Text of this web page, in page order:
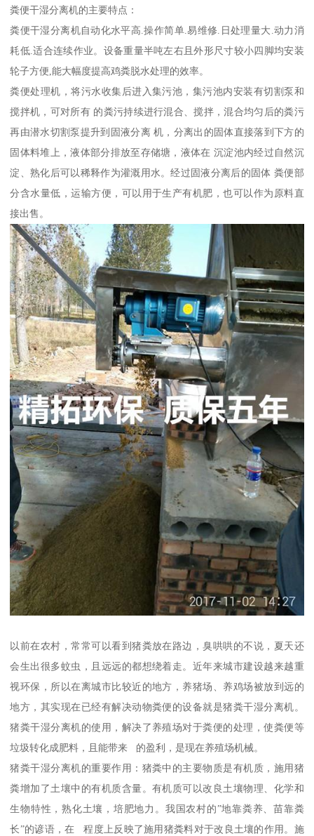
粪便干湿分离机的主要特点：
粪便干湿分离机自动化水平高.操作简单.易维修.日处理量大.动力消
耗低.适合连续作业。设备重量半吨左右且外形尺寸较小四脚均安装
轮子方便,能大幅度提高鸡粪脱水处理的效率。
粪便处理机，将污水收集后进入集污池，集污池内安装有切割泵和
搅拌机，可对所有 的粪污持续进行混合、搅拌，混合均匀后的粪污
再由潜水切割泵提升到固液分离 机，分离出的固体直接落到下方的
固体料堆上，液体部分排放至存储塘，液体在 沉淀池内经过自然沉
淀、熟化后可以稀释作为灌溉用水。经过固液分离后的固体 粪便部
分含水量低，运输方便，可以用于生产有机肥，也可以作为原料直
接出售。
以前在农村，常常可以看到猪粪放在路边，臭哄哄的不说，夏天还
会生出很多蚊虫，且远远的都想绕着走。近年来城市建设越来越重
视环保，所以在离城市比较近的地方，养猪场、养鸡场被放到远的
地方，其实现在已经有解决动物粪便的设备就是猪粪干湿分离机。
猪粪干湿分离机的使用，解决了养殖场对于粪便的处理，使粪便等
垃圾转化成肥料，且能带来 的盈利，是现在养殖场机械。
猪粪干湿分离机的重要作用：猪粪中的主要物质是有机质，施用猪
粪增加了土壤中的有机质含量。有机质可以改良土壤物理、化学和
生物特性，熟化土壤，培肥地力。我国农村的”地靠粪养、苗靠粪
长”的谚语，在 程度上反映了施用猪粪料对于改良土壤的作用。施